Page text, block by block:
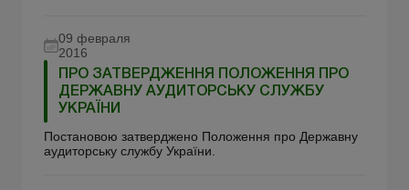
09 февраля
2016
ПРО ЗАТВЕРДЖЕННЯ ПОЛОЖЕННЯ ПРО
ДЕРЖАВНУ АУДИТОРСЬКУ СЛУЖБУ
УКРАЇНИ
Постановою затверджено Положення про Державну
аудиторську службу України.